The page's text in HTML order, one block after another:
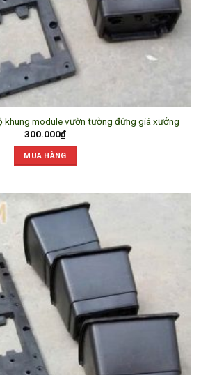
khung module vườn tường đứng giá xưởng
300.000₫
MUA HÀNG